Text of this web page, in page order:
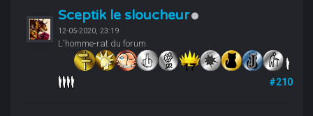
Sceptik le sloucheur
12-05-2020, 23:19
L'homme-rat du forum.
#210